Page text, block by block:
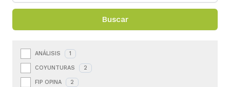
Buscar
ANÁLISIS 1
COYUNTURAS 2
FIP OPINA 2